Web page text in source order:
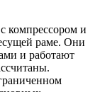
компрессором и
раме. Они
и работают